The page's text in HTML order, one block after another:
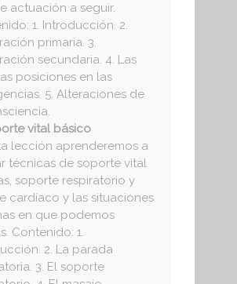
actuación a seguir.
1. Introducción. 2.
primaria. 3.
secundaria. 4. Las
posiciones en las
5. Alteraciones de
vital básico
lección aprenderemos a
técnicas de soporte vital
soporte respiratorio y
cardíaco y las situaciones
en que podemos
Contenido: 1.
2. La parada
3. El soporte